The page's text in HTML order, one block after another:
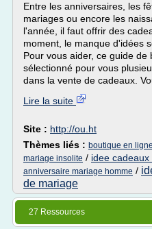
Entre les anniversaires, les
mariages ou encore les
l'année, il faut offrir des
moment, le manque d'idées
Pour vous aider, ce guide de
sélectionné pour vous
dans la vente de cadeaux.
Lire la suite
Site : http://ou.ht
Thèmes liés : boutique en
mariage insolite / idee
anniversaire mariage homme /
de mariage
27 Ressources